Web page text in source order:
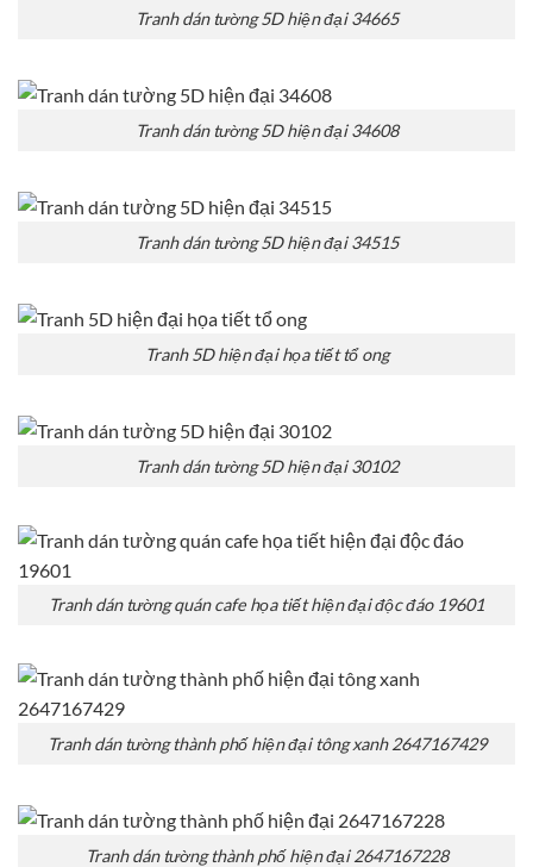
Tranh dán tường 5D hiện đại 34665
Tranh dán tường 5D hiện đại 34608
Tranh dán tường 5D hiện đại 34515
Tranh 5D hiện đại họa tiết tổ ong
Tranh dán tường 5D hiện đại 30102
Tranh dán tường quán cafe họa tiết hiện đại độc đáo 19601
Tranh dán tường thành phố hiện đại tông xanh 2647167429
Tranh dán tường thành phố hiện đại 2647167228